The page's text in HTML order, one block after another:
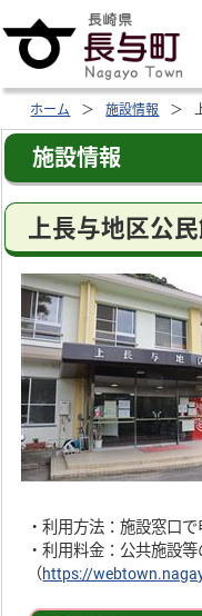
ホーム 施設情報
施設情報
上長与地区公
・利用方法：施設窓口で
・利用料金：公共施設
（https://